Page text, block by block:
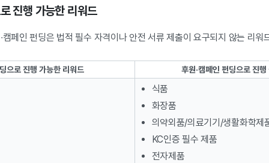
진행 가능한 리워드
캠페인 펀딩은 법적 필수 자격이나 안전 서류 제출이 요구되지 않는 리워
으로 진행 가능한 리워드 후원·캠페인 펀딩으로 진
식품
화장품
의약외품/의료기기/생활화학제
KC인증 필수 제품
전자제품